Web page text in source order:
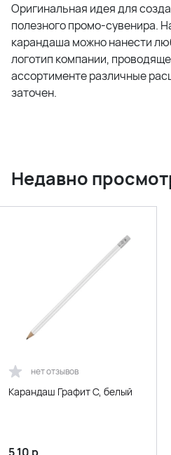
Оригинальная идея для
полезного промо-сувенира.
карандаша можно нанести
логотип компании,
ассортименте различные
заточен.
Недавно
нет отзывов
Карандаш Графит C, белый